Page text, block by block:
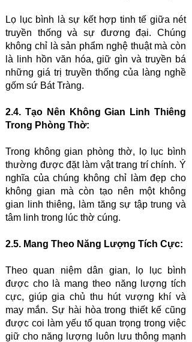
Lọ lục bình là sự kết hợp tinh tế giữa nét
truyền thống và sự đương đại. Chúng
không chỉ là sản phẩm nghệ thuật mà còn
là linh hồn văn hóa, giữ gìn và truyền bá
những giá trị truyền thống của làng nghề
gốm sứ Bát Tràng.
2.4. Tạo Nên Không Gian Linh Thiêng
Trong Phòng Thờ:
Trong không gian phòng thờ, lọ lục bình
thường được đặt làm vật trang trí chính. Ý
nghĩa của chúng không chỉ làm đẹp cho
không gian mà còn tạo nên một không
gian linh thiêng, làm tăng sự tập trung và
tâm linh trong lúc thờ cúng.
2.5. Mang Theo Năng Lượng Tích Cực:
Theo quan niệm dân gian, lọ lục bình
được cho là mang theo năng lượng tích
cực, giúp gia chủ thu hút vượng khí và
may mắn. Sự hài hòa trong thiết kế cũng
được coi làm yếu tố quan trọng trong việc
giữ cho năng lượng luôn lưu thông mạnh